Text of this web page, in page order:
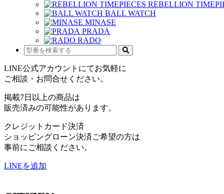
REBELLION
BALL WATCH
MINASE
PRADA
RADO
LINE公式アカウントにてお気軽に
ご相談・お問合せください。
掲載7日以上の商品は
販売済みの可能性があります。
クレジットカード決済
ショッピングローン決済ご希望の方は
事前にご相談ください。
LINEを追加